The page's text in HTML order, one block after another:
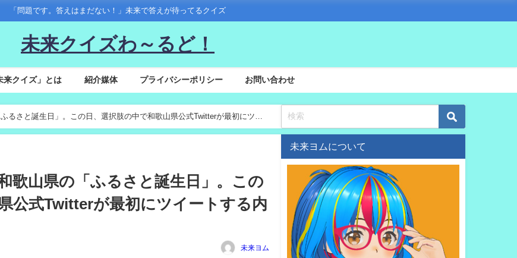
「問題です。答えはまだない！」未来で答えが待ってるクイズ
未来クイズわ～るど！
来クイズ」とは 紹介媒体 プライバシーポリシー お問い合わせ
るさと誕生日」。この日、選択肢の中で和歌山県公式Twitterが最初にツイ
歌山県の「ふるさと誕生日」。この
公式Twitterが最初にツイートする内
未来ヨム
未来ヨムについて